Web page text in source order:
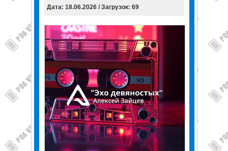
Дата: 18.06.2026 / Загрузок: 69